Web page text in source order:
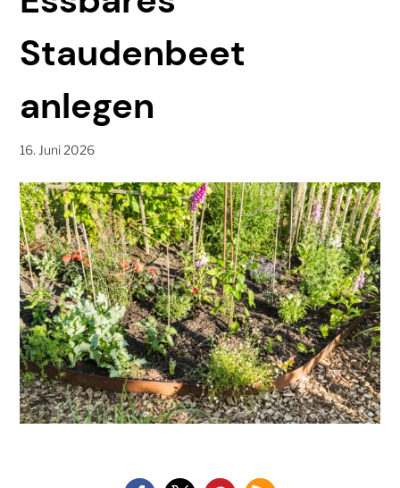
Staudenbeet
anlegen
16. Juni 2026